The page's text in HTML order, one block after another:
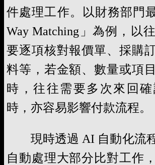
件處理工作。以財務部門
Way Matching」為例，以
要逐項核對報價單、採購
料等，若金額、數量或項
時，往往需要多次來回
時，亦容易影響付款流程。
現時透過 AI 自動化流
自動處理大部分比對工作